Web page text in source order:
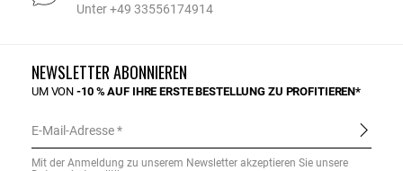
Unter +49 33556174914
NEWSLETTER ABONNIEREN
UM VON-10 % AUF IHRE ERSTE BESTELLUNG ZU PROFITIEREN*
E-Mail-Adresse
Mit der Anmeldung zu unserem Newsletter akzeptieren Sie unsere